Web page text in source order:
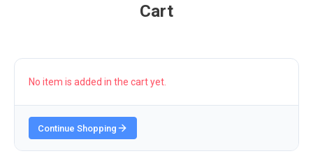
Cart
No item is added in the cart yet.
Continue Shopping